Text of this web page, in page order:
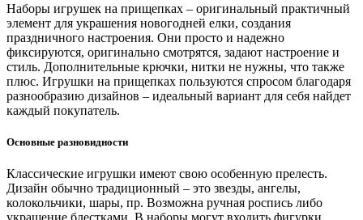
Наборы игрушек на прищепках – оригинальный практичный
элемент для украшения новогодней елки, создания
праздничного настроения. Они просто и надежно
фиксируются, оригинально смотрятся, задают настроение и
стиль. Дополнительные крючки, нитки не нужны, что также
плюс. Игрушки на прищепках пользуются спросом благодаря
разнообразию дизайнов – идеальный вариант для себя найдет
каждый покупатель.
Основные разновидности
Классические игрушки имеют свою особенную прелесть.
Дизайн обычно традиционный – это звезды, ангелы,
колокольчики, шары, пр. Возможна ручная роспись либо